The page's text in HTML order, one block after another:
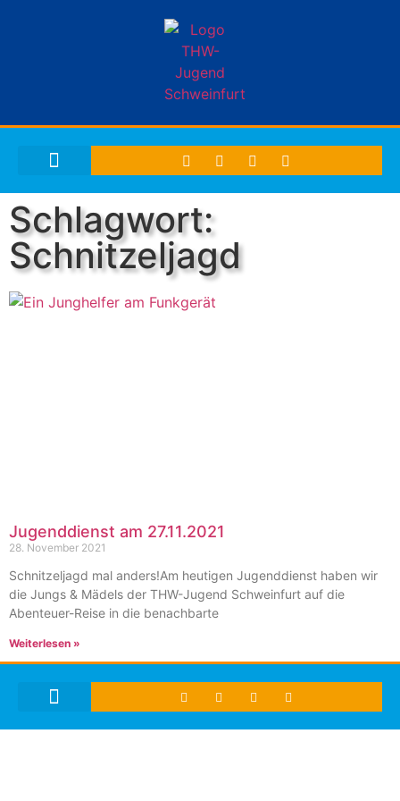
Schlagwort:
Schnitzeljagd
Jugenddienst am 27.11.2021
28. November 2021
Schnitzeljagd mal anders!Am heutigen Jugenddienst haben wir
die Jungs & Mädels der THW-Jugend Schweinfurt auf die
Abenteuer-Reise in die benachbarte
Weiterlesen »